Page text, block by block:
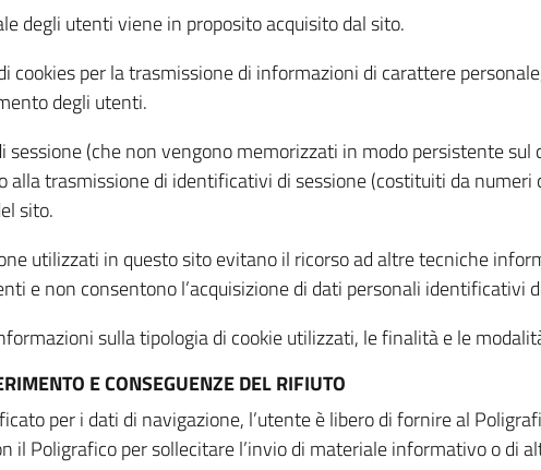
degli utenti viene in proposito acquisito dal sito.
cookies per la trasmissione di informazioni di carattere
degli utenti.
sessione (che non vengono memorizzati in modo persistente
trasmissione di identificativi di sessione (costituiti da numeri
sito.
utilizzati in questo sito evitano il ricorso ad altre tecniche
e non consentono l’acquisizione di dati personali identificativi
sulla tipologia di cookie utilizzati, le finalità e le
E CONSEGUENZE DEL RIFIUTO
per i dati di navigazione, l’utente è libero di fornire al
il Poligrafico per sollecitare l’invio di materiale informativo o di